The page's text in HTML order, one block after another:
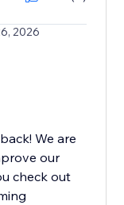
2026
We are
our
check out